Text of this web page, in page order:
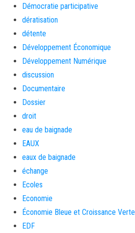
Démocratie participative
dératisation
détente
Développement Économique
Développement Numérique
discussion
Documentaire
Dossier
droit
eau de baignade
EAUX
eaux de baignade
échange
Ecoles
Economie
Économie Bleue et Croissance Verte
EDF